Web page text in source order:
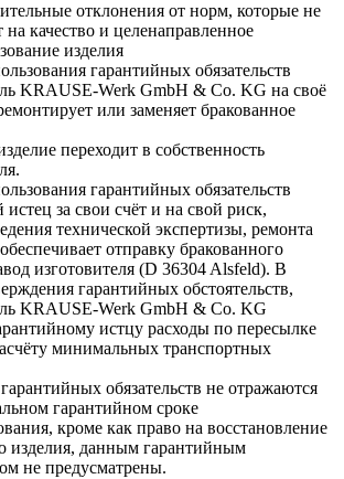
отклонения от норм, которые не
качество и целенаправленное
изделия
гарантийных обязательств
KRAUSE-Werk GmbH & Со. KG на своё
или заменяет бракованное
переходит в собственность
гарантийных обязательств
за свои счёт и на свой риск,
технической экспертизы, ремонта
отправку бракованного
изготовителя (D 36304 Alsfeld). В
гарантийных обстоятельств,
KRAUSE-Werk GmbH & Со. KG
истцу расходы по пересылке
минимальных транспортных
обязательств не отражаются
гарантийном сроке
кроме как право на восстановление
изделия, данным гарантийным
не предусматрены.